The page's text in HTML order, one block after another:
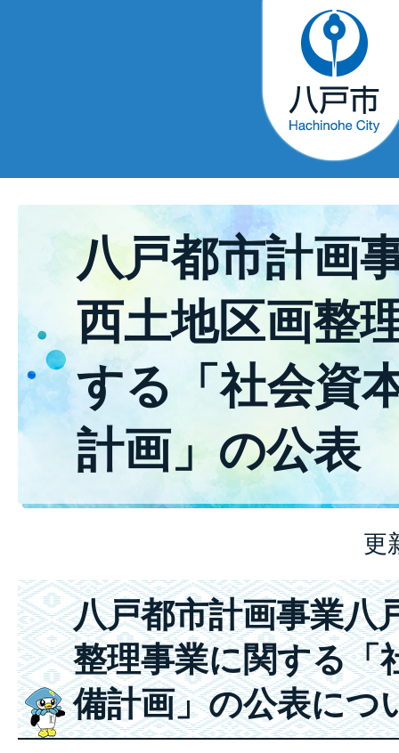
八戸都市計画
西土地区画整
する「社会資
計画」の公表
更
八戸都市計画事業八
整理事業に関する「
備計画」の公表につ